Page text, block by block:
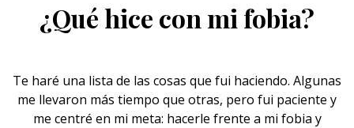
¿Qué hice con mi fobia?
Te haré una lista de las cosas que fui haciendo. Algunas
me llevaron más tiempo que otras, pero fui paciente y
me centré en mi meta: hacerle frente a mi fobia y